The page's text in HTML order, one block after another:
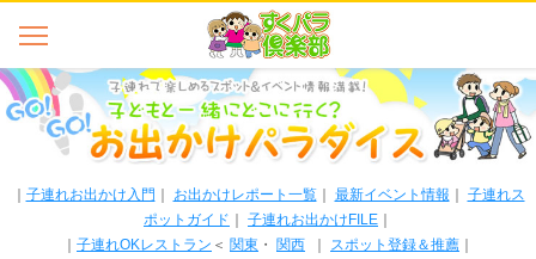
子連れお出かけ入門 お出かけレポート一覧｜ 最新イベント情報
子連れス
ポットガイド
子連れお出かけFILE
子連れOKレストラン ＜ 関東 ・ 関西 スポット登録＆推薦